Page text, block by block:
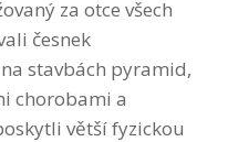
za otce všech
česnek
stavbách pyramid,
chorobami a
větší fyzickou